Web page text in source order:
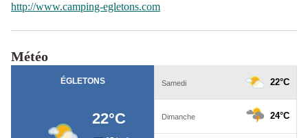
http://www.camping-egletons.com
Météo